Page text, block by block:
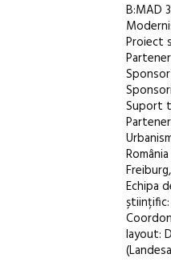
B:MAD
Proiect
Suport
Echipa
layout: